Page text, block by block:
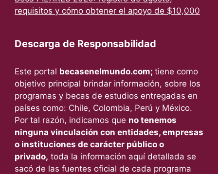
requisitos y cómo obtener el apoyo de $10,000
Descarga de Responsabilidad
Este portal becasenelmundo.com; tiene como
objetivo principal brindar información, sobre los
programas y becas de estudios entregadas en
países como: Chile, Colombia, Perú y México.
Por tal razón, indicamos que no tenemos
ninguna vinculación con entidades, empresas
o instituciones de carácter público o
privado, toda la información aquí detallada se
sacó de las fuentes oficial de cada programa